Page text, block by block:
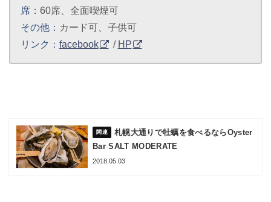
席： 60席、全面喫煙可
その他： カード可、子供可
リンク： facebook / HP
札幌大通りで牡蠣を食べるならOyster
Bar SALT MODERATE
2018.05.03